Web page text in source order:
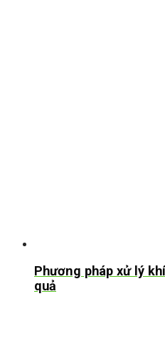
Phương pháp xử lý
quả